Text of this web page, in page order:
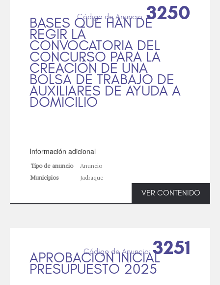
BASES QUE HAN DE
REGIR LA
CONVOCATORIA DEL
CONCURSO PARA LA
CREACIÓN DE UNA
BOLSA DE TRABAJO DE
AUXILIARES DE AYUDA A
DOMICILIO
3250
Información adicional
Tipo de anuncio
Anuncio
Municipios
Jadraque
VER CONTENIDO
APROBACION INICIAL
PRESUPUESTO 2025
3251